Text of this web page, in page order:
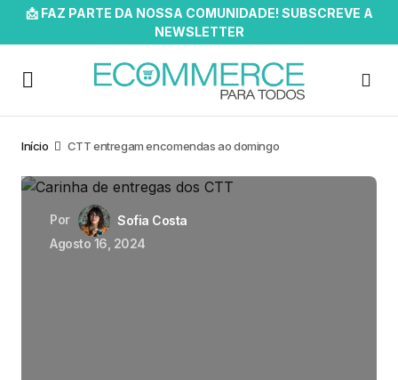
📩 FAZ PARTE DA NOSSA COMUNIDADE! SUBSCREVE A
NEWSLETTER
Início CTT entregam encomendas ao domingo
Por
Sofia Costa
Agosto 16, 2024